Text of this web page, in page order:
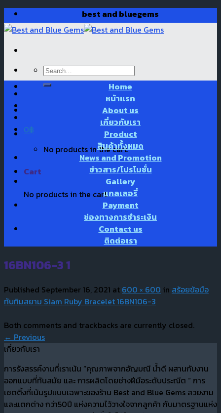
Skip
to
content
best and bluegems
Search
for:
0฿
No products in the cart.
Cart
No products in the cart.
Home
หน้าแรก
About us
เกี่ยวกับเรา
Product
สินค้าทั้งหมด
News and Promotion
ข่าวสาร/โปรโมชั่น
Gallery
แกลเลอรี่
Payment
ช่องทางการชำระเงิน
Contact us
ติดต่อเรา
16BN106-3 1
Published September 16, 2021 at 600 × 600 in สร้อยข้อมือ
ทับทิมสยาม Siam Ruby Bracelet 16BN106-3
Both comments and trackbacks are currently closed.
← Previous
เกี่ยวกับเรา
การรังสรรค์งานที่เราเน้น “คุณภาพจากอัญมณี น้ำดี ผสานกับงาน
ออกแบบที่ทันสมัย และ การผลิตโดยช่างฝีมือระดับประณีต “ การ
เซตติ้งที่เน้นรูปแบบเฉพาะของร้าน Best and Blue Gems สวยงาม
และแตกต่าง กว่า50ปี แห่งความไว้วางใจจากลูกค้า กับมาตรฐานแห่ง